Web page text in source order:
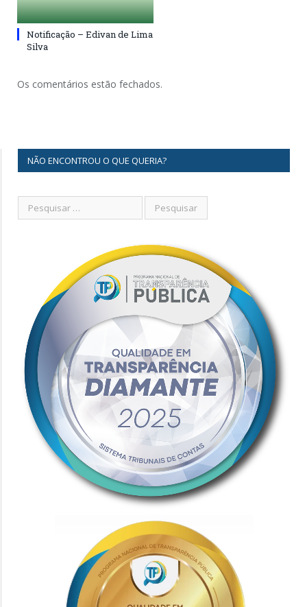
Notificação – Edivan de Lima
Silva
Os comentários estão fechados.
NÃO ENCONTROU O QUE QUERIA?